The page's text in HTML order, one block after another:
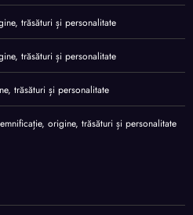
trăsături și personalitate
trăsături și personalitate
trăsături și personalitate
origine, trăsături și personalitate